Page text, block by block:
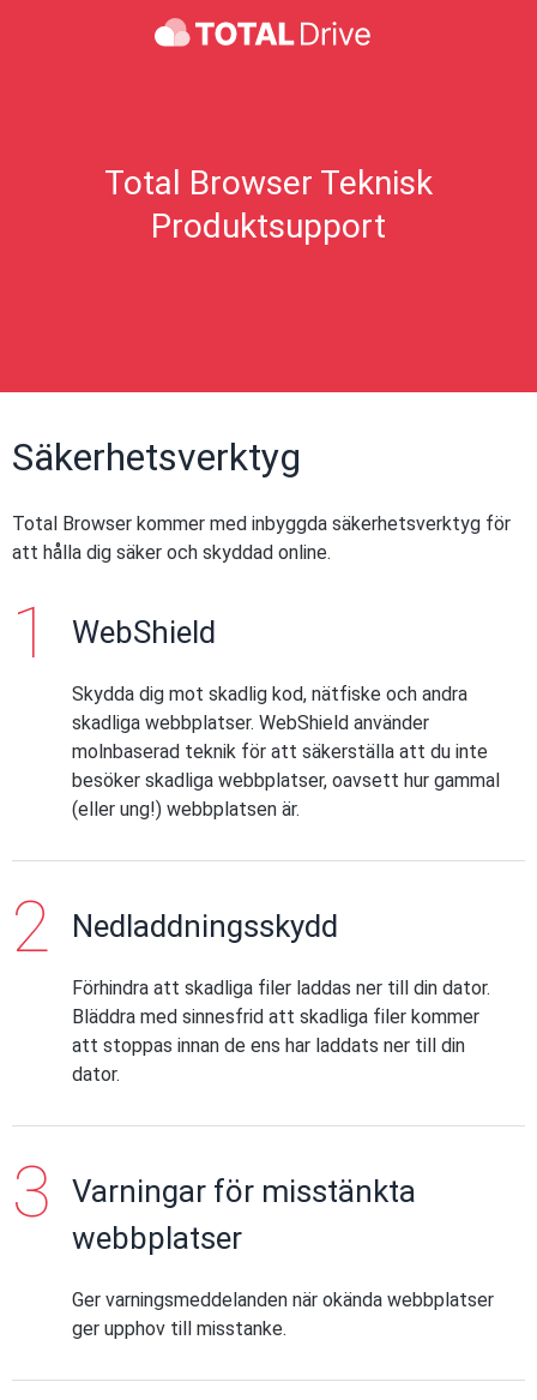
Total Browser Teknisk
Produktsupport
Säkerhetsverktyg
Total Browser kommer med inbyggda säkerhetsverktyg för
att hålla dig säker och skyddad online.
WebShield
Skydda dig mot skadlig kod, nätfiske och andra
skadliga webbplatser. WebShield använder
molnbaserad teknik för att säkerställa att du inte
besöker skadliga webbplatser, oavsett hur gammal
(eller ung!) webbplatsen är.
Nedladdningsskydd
Förhindra att skadliga filer laddas ner till din dator.
Bläddra med sinnesfrid att skadliga filer kommer
att stoppas innan de ens har laddats ner till din
dator.
Varningar för misstänkta
webbplatser
Ger varningsmeddelanden när okända webbplatser
ger upphov till misstanke.